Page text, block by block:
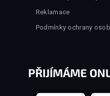
Reklamace
Podmínky ochrany
PŘIJÍMÁME